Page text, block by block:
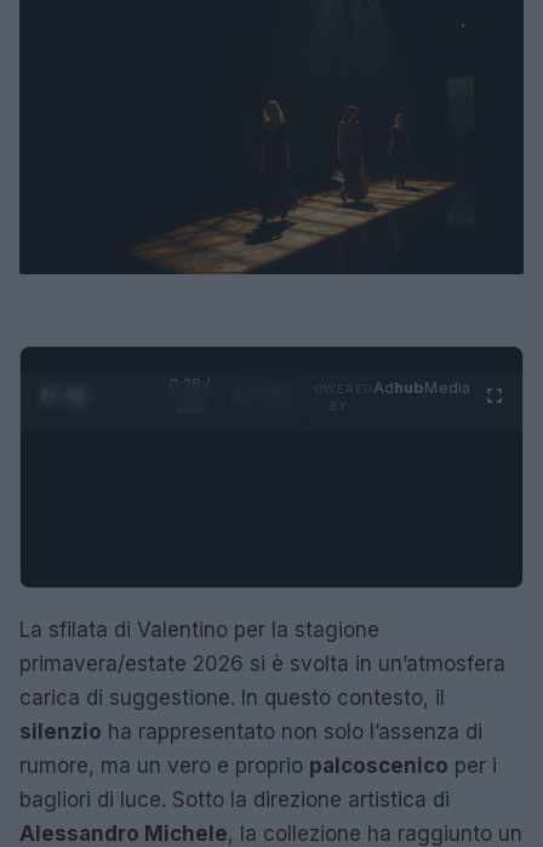
0:28 /
AdhubMedia
La sfilata di Valentino per la stagione
primavera/estate 2026 si è svolta in un’atmosfera
carica di suggestione. In questo contesto, il
silenzio ha rappresentato non solo l’assenza di
rumore, ma un vero e proprio palcoscenico per i
bagliori di luce. Sotto la direzione artistica di
Alessandro Michele, la collezione ha raggiunto un